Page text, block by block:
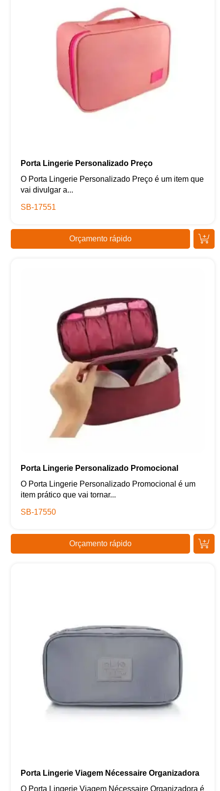
Porta Lingerie Personalizado Preço
O Porta Lingerie Personalizado Preço é um item que
vai divulgar a...
SB-17551
Orçamento rápido
Porta Lingerie Personalizado Promocional
O Porta Lingerie Personalizado Promocional é um
item prático que vai tornar...
SB-17550
Orçamento rápido
Porta Lingerie Viagem Nécessaire Organizadora
O Porta Lingerie Viagem Nécessaire Organizadora é